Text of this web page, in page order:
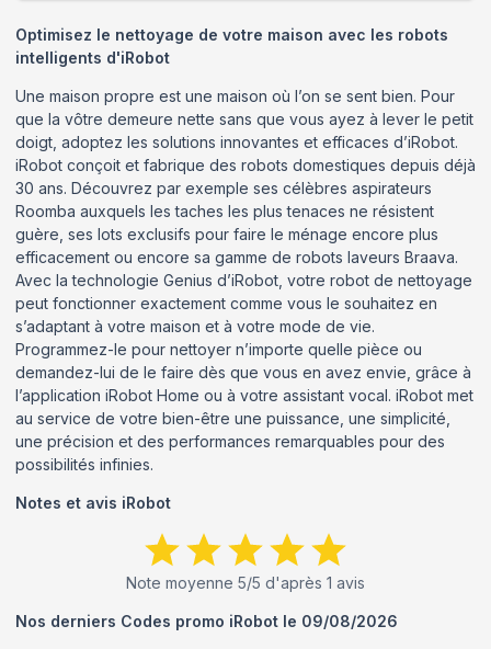
Optimisez le nettoyage de votre maison avec les robots
intelligents d'iRobot
Une maison propre est une maison où l’on se sent bien. Pour
que la vôtre demeure nette sans que vous ayez à lever le petit
doigt, adoptez les solutions innovantes et efficaces d’iRobot.
iRobot conçoit et fabrique des robots domestiques depuis déjà
30 ans. Découvrez par exemple ses célèbres aspirateurs
Roomba auxquels les taches les plus tenaces ne résistent
guère, ses lots exclusifs pour faire le ménage encore plus
efficacement ou encore sa gamme de robots laveurs Braava.
Avec la technologie Genius d’iRobot, votre robot de nettoyage
peut fonctionner exactement comme vous le souhaitez en
s’adaptant à votre maison et à votre mode de vie.
Programmez-le pour nettoyer n’importe quelle pièce ou
demandez-lui de le faire dès que vous en avez envie, grâce à
l’application iRobot Home ou à votre assistant vocal. iRobot met
au service de votre bien-être une puissance, une simplicité,
une précision et des performances remarquables pour des
possibilités infinies.
Notes et avis iRobot
Note moyenne 5/5 d'après 1 avis
Nos derniers Codes promo iRobot le 09/08/2026